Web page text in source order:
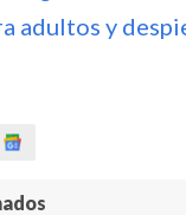
adultos y